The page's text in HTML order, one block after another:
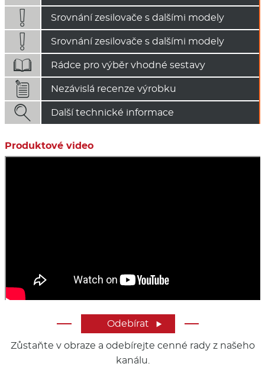
 Srovnání zesilovače s dalšími modely
 Srovnání zesilovače s dalšími modely
 Rádce pro výběr vhodné sestavy
 Nezávislá recenze výrobku
 Další technické informace
Produktové video
Odebírat 
Zůstaňte v obraze a odebírejte cenné rady z našeho
kanálu.